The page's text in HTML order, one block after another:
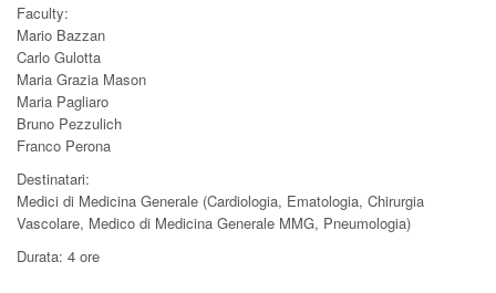
Faculty:
Mario Bazzan
Carlo Gulotta
Maria Grazia Mason
Maria Pagliaro
Bruno Pezzulich
Franco Perona
Destinatari:
Medici di Medicina Generale (Cardiologia, Ematologia, Chirurgia
Vascolare, Medico di Medicina Generale MMG, Pneumologia)
Durata: 4 ore